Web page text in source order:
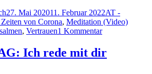
27. Mai 202011. Februar 2022AT -
von Corona, Meditation (Video)
, Vertrauen1 Kommentarzu
Ich rede mit dir